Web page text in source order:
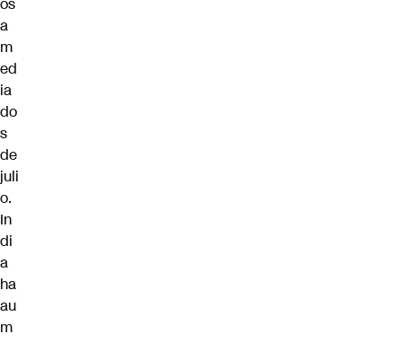
a
m
ed
ia
do
s
de
juli
o.
In
di
a
ha
au
m